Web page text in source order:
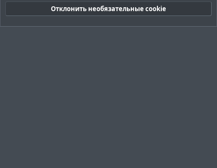
Обратная связь
Условия и правила
Политика конфиденциальности
Помощь
R
Отклонить необязательные cookie